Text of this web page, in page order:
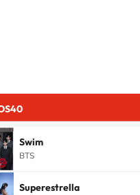
Swim
BTS
Superestrella